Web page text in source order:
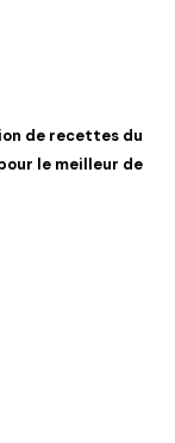
de recettes du
le meilleur de